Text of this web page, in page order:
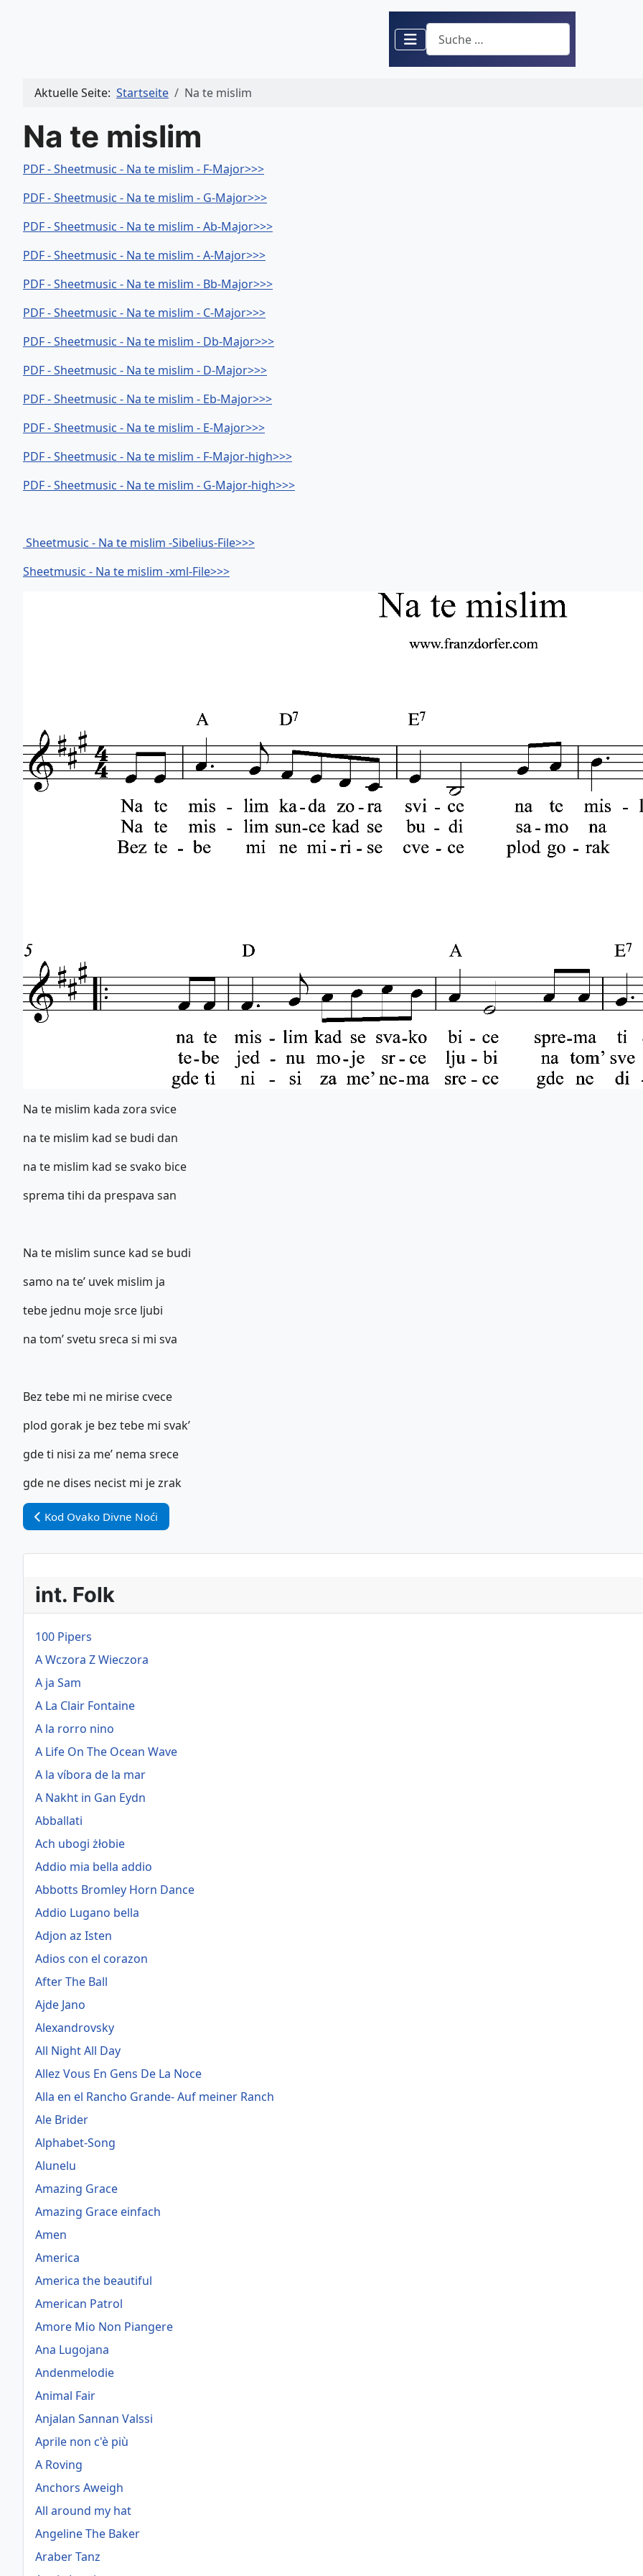
Suchen
Aktuelle Seite: Startseite Na te mislim
Na te mislim
PDF - Sheetmusic - Na te mislim - F-Major>>>
PDF - Sheetmusic - Na te mislim - G-Major>>>
PDF - Sheetmusic - Na te mislim - Ab-Major>>>
PDF - Sheetmusic - Na te mislim - A-Major>>>
PDF - Sheetmusic - Na te mislim - Bb-Major>>>
PDF - Sheetmusic - Na te mislim - C-Major>>>
PDF - Sheetmusic - Na te mislim - Db-Major>>>
PDF - Sheetmusic - Na te mislim - D-Major>>>
PDF - Sheetmusic - Na te mislim - Eb-Major>>>
PDF - Sheetmusic - Na te mislim - E-Major>>>
PDF - Sheetmusic - Na te mislim - F-Major-high>>>
PDF - Sheetmusic - Na te mislim - G-Major-high>>>
Sheetmusic - Na te mislim -Sibelius-File>>>
Sheetmusic - Na te mislim -xml-File>>>
Na te mislim kada zora svice
na te mislim kad se budi dan
na te mislim kad se svako bice
sprema tihi da prespava san
Na te mislim sunce kad se budi
samo na te’ uvek mislim ja
tebe jednu moje srce ljubi
na tom’ svetu sreca si mi sva
Bez tebe mi ne mirise cvece
plod gorak je bez tebe mi svak’
gde ti nisi za me’ nema srece
gde ne dises necist mi je zrak
Vorheriger Beitrag: Kod Ovako Divne Noći
Kod Ovako Divne Noći
int. Folk
100 Pipers
A Wczora Z Wieczora
A ja Sam
A La Clair Fontaine
A la rorro nino
A Life On The Ocean Wave
A la víbora de la mar
A Nakht in Gan Eydn
Abballati
Ach ubogi żłobie
Addio mia bella addio
Abbotts Bromley Horn Dance
Addio Lugano bella
Adjon az Isten
Adios con el corazon
After The Ball
Ajde Jano
Alexandrovsky
All Night All Day
Allez Vous En Gens De La Noce
Alla en el Rancho Grande- Auf meiner Ranch
Ale Brider
Alphabet-Song
Alunelu
Amazing Grace
Amazing Grace einfach
Amen
America
America the beautiful
American Patrol
Amore Mio Non Piangere
Ana Lugojana
Andenmelodie
Animal Fair
Anjalan Sannan Valssi
Aprile non c'è più
A Roving
Anchors Aweigh
All around my hat
Angeline The Baker
Araber Tanz